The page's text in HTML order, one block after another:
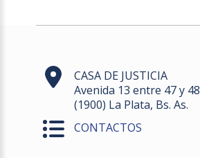
CASA DE JUSTICIA
Avenida 13 entre 47 y 48
(1900) La Plata, Bs. As.
CONTACTOS